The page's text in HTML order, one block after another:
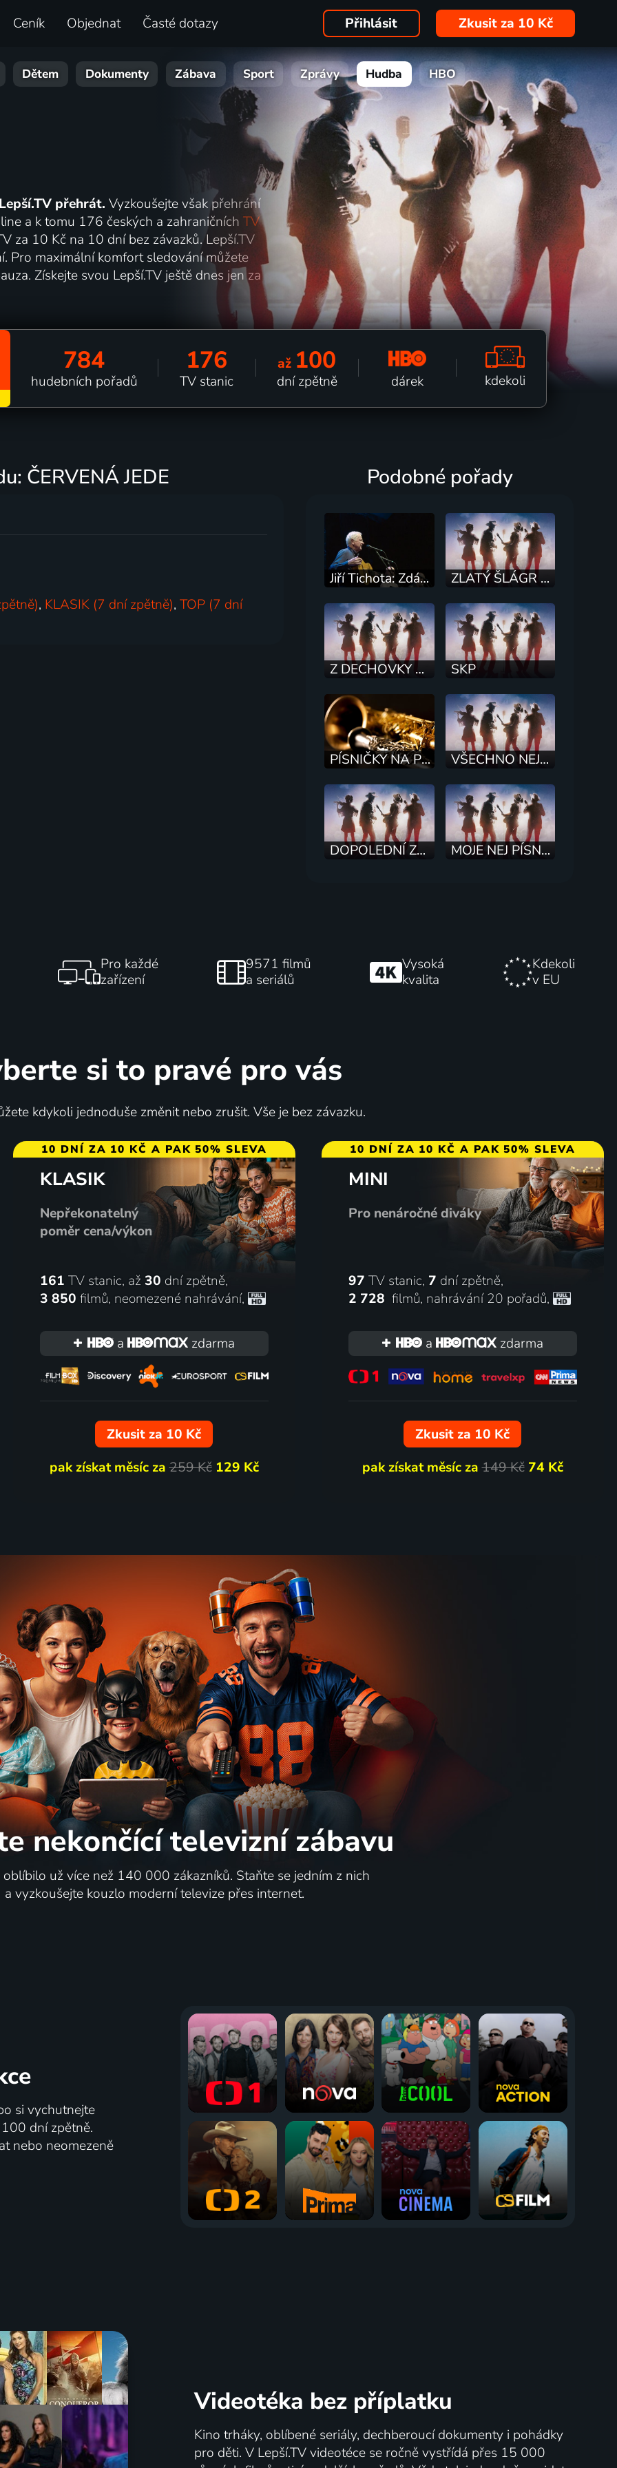
Ceník Objednat Časté dotazy Přihlásit Zkusit za 10 Kč
Dětem Dokumenty Zábava Sport Zprávy Hudba HBO
přehrát. Vyzkoušejte však přehrání
a k tomu 176 českých a zahraničních TV
za 10 Kč na 10 dní bez závazků. Lepší.TV
Pro maximální komfort sledování můžete
Získejte svou Lepší.TV ještě dnes jen za
784
hudebních pořadů
176
TV stanic
až 100
dní zpětně dárek kdekoli
ČERVENÁ JEDE
, KLASIK (7 dní zpětně),TOP (7 dní
Podobné pořady
Jiří Tichota: Zdál se mi sen ZLATÝ ŠLÁGR 2026
Z DECHOVKY DO DECHOVKY SKP
PÍSNIČKY NA PŘÁNÍ VŠECHNO NEJLEPŠÍ
DOPOLEDNÍ ZÁBAVA MOJE NEJ PÍSNIČKA
Pro každé
zařízení
9571 filmů
a seriálů
Vysoká
kvalita
Kdekoli
v EU
si to pravé pro vás
kdykoli jednoduše změnit nebo zrušit. Vše je bez závazku.
10 DNÍ ZA 10 KČ A PAK 50% SLEVA
KLASIK
Nepřekonatelný
poměr cena/výkon
161 TV stanic, až 30 dní zpětně,
3 850 filmů, neomezené nahrávání,
a zdarma
Zkusit za 10 Kč
pak získat měsíc za259 Kč 129 Kč
10 DNÍ ZA 10 KČ A PAK 50% SLEVA
MINI
Pro nenáročné diváky
97 TV stanic, 7 dní zpětně,
2 728 filmů, nahrávání 20 pořadů,
a zdarma
Zkusit za 10 Kč
pak získat měsíc za149 Kč 74 Kč
nekončící televizní zábavu
oblíbilo už více než 140 000 zákazníků. Staňte se jedním z nich
a vyzkoušejte kouzlo moderní televize přes internet.
si vychutnejte
dní zpětně.
nebo neomezeně
Videotéka bez příplatku
Kino trháky, oblíbené seriály, dechberoucí dokumenty i pohádky
pro děti. V Lepší.TV videotéce se ročně vystřídá přes 15 000